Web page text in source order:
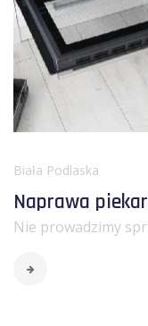
Biała Podlaska
Naprawa
Nie prowadzimy